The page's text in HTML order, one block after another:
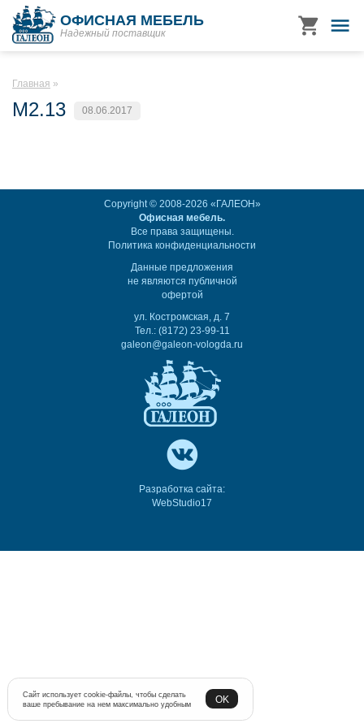
ОФИСНАЯ МЕБЕЛЬ
Надежный поставщик
Главная
M2.13 08.06.2017
Copyright © 2008-2026 «ГАЛЕОН»
Офисная мебель.
Все права защищены.
Политика конфиденциальности
Данные предложения
не являются публичной
офертой
ул. Костромская, д. 7
Тел.: (8172) 23-99-11
galeon@galeon-vologda.ru
Разработка сайта:
WebStudio17
Сайт использует cookie-файлы, чтобы сделать
ваше пребывание на нем максимально удобным
OK